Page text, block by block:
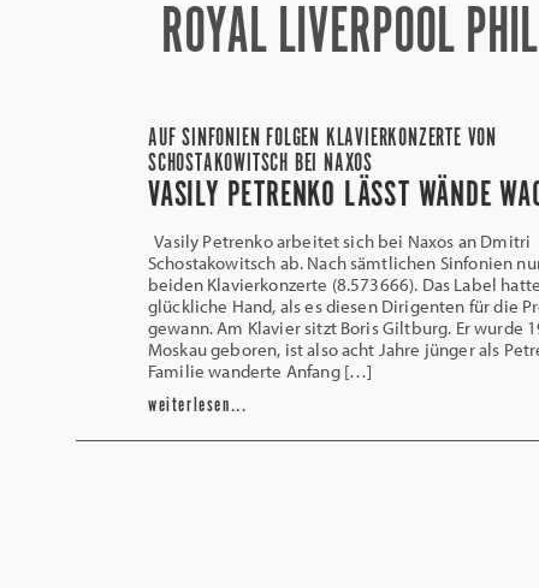
ROYAL LIVERPOOL
AUF SINFONIEN FOLGEN KLAVIERKONZERTE VON
SCHOSTAKOWITSCH BEI NAXOS
VASILY PETRENKO LÄSST WÄNDE
Vasily Petrenko arbeitet sich bei Naxos an Dmitri
Schostakowitsch ab. Nach sämtlichen Sinfonien
beiden Klavierkonzerte (8.573666). Das Label
glückliche Hand, als es diesen Dirigenten für die
gewann. Am Klavier sitzt Boris Giltburg. Er wurde
Moskau geboren, ist also acht Jahre jünger als
Familie wanderte Anfang […]
weiterlesen...